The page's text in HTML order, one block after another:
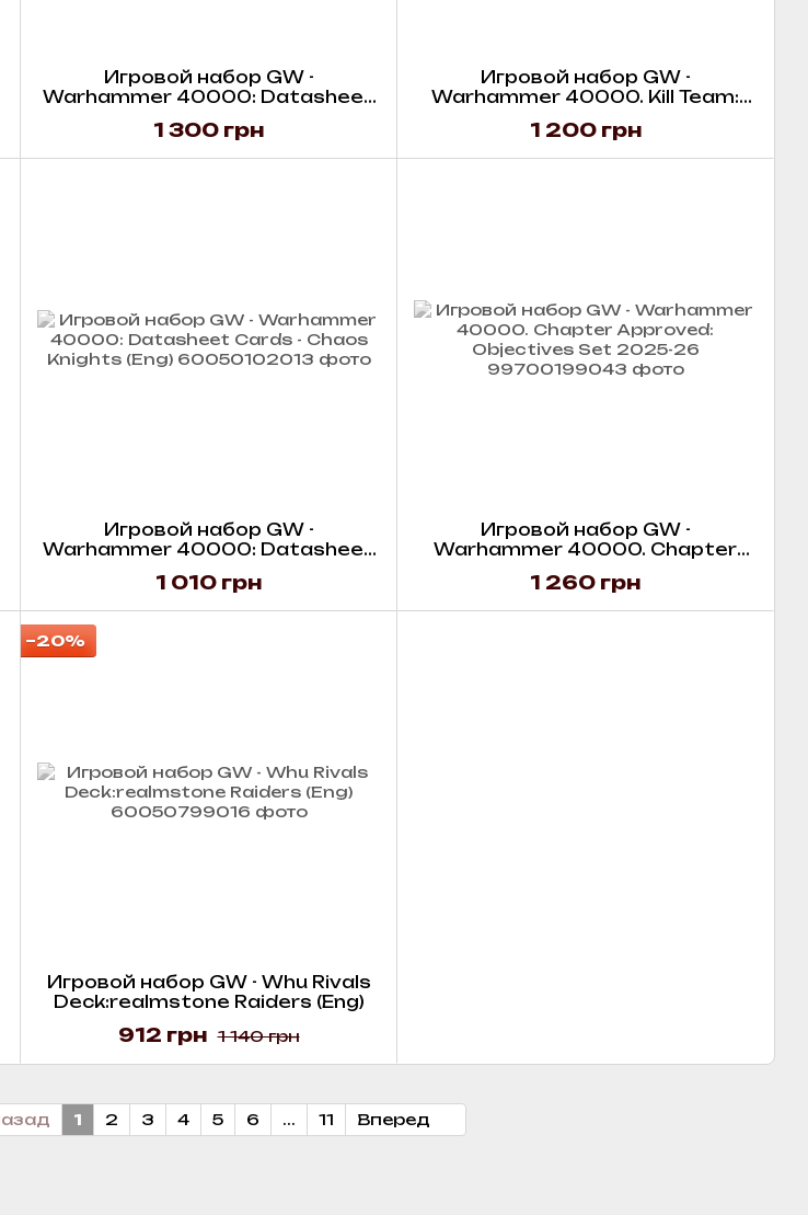
Игровой набор GW -
Warhammer 40000: Datasheet
1 300 грн
Игровой набор GW -
Warhammer 40000. Kill Team:
1 200 грн
Игровой набор GW -
Warhammer 40000: Datasheet
1 010 грн
Игровой набор GW -
Warhammer 40000. Chapter
26
1 260 грн
−20%
Игровой набор GW - Whu Rivals
Deck:realmstone Raiders (Eng)
1 140 грн
912 грн
1 2 3 4 5 6 ... 11 Вперед